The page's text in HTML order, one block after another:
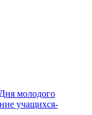
молодого
учащихся-